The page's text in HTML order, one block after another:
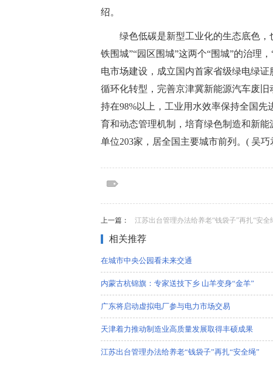
绍。
绿色低碳是新型工业化的生态底色
铁围城”“园区围城”这两个“围城”的治理
电市场建设，成立国内首家省级绿电绿
循环化转型，完善京津冀新能源汽车废
持在98%以上，工业用水效率保持全国
育和动态管理机制，培育绿色制造和新
单位203家，居全国主要城市前列。( 吴巧
费，互联网，科技，国际，文化，时事，社
上一篇： 江苏出台管理办法给养老“钱袋子”再扎“安全
相关推荐
在城市中央公园看未来交通
内蒙古杭锦旗：专家送技下乡 山羊变身“金羊”
广东将启动虚拟电厂参与电力市场交易
天津着力推动制造业高质量发展取得丰硕成果
江苏出台管理办法给养老“钱袋子”再扎“安全绳”